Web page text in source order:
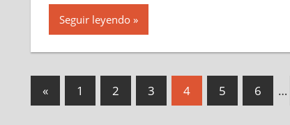
Seguir leyendo
Paginación
«Entradas
anteriores
1 2 3 4 5 6 …